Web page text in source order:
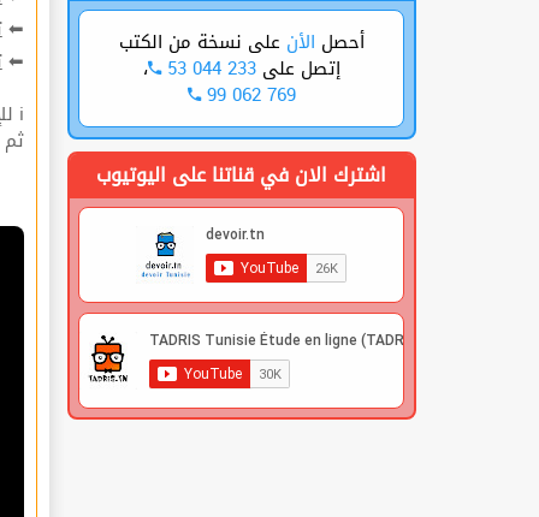
⬅
⬅
ℹ للإشتراك قوم بعملية التسجيل🔐 في الموقع |
أحصل الأن على نسخة من الكتب
إتصل على53 044 233 ،
99 062 769
اشترك الان في قناتنا على اليوتيوب